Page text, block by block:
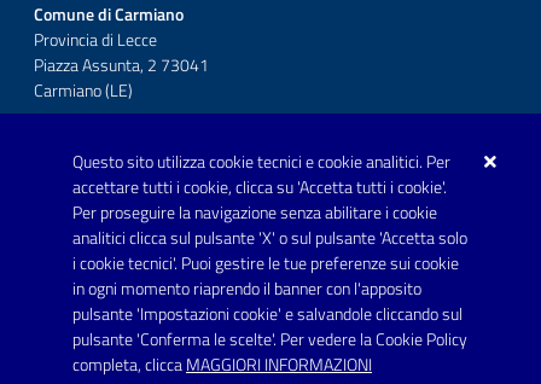
Questo sito utilizza cookie tecnici e cookie analitici. Per
accettare tutti i cookie, clicca su 'Accetta tutti i cookie'.
Per proseguire la navigazione senza abilitare i cookie
analitici clicca sul pulsante 'X' o sul pulsante 'Accetta solo
i cookie tecnici'. Puoi gestire le tue preferenze sui cookie
in ogni momento riaprendo il banner con l'apposito
pulsante 'Impostazioni cookie' e salvandole cliccando sul
pulsante 'Conferma le scelte'. Per vedere la Cookie Policy
completa, cliccaMAGGIORI INFORMAZIONI
Comune di Carmiano
Provincia di Lecce
Piazza Assunta, 2 73041
Carmiano (LE)
Posta Elettronica Certificata:
protocollo.comunecarmiano@pec.rupar.puglia.it
URP - Ufficio Relazioni con il Pubblico
Link utili